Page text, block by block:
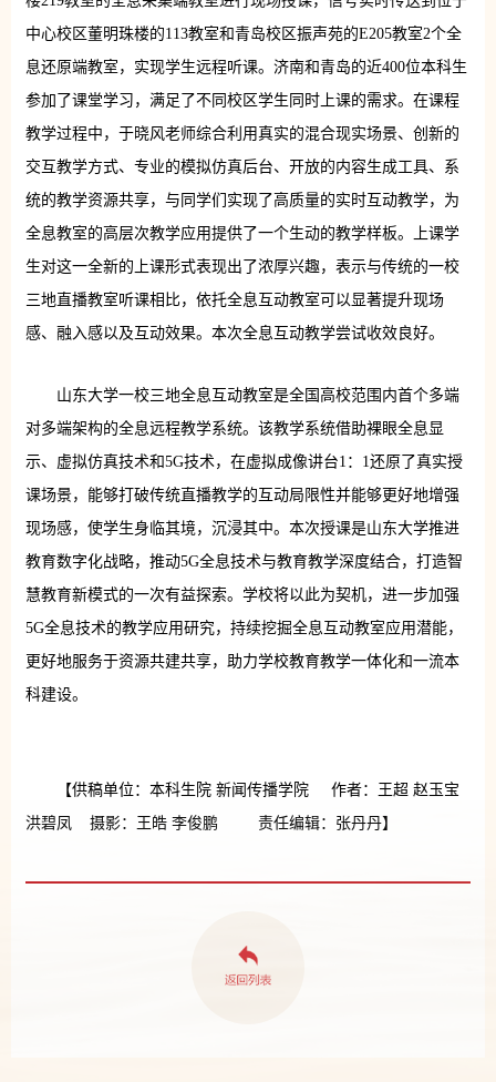
中心校区董明珠楼的113教室和青岛校区振声苑的E205教室2个全
息还原端教室，实现学生远程听课。济南和青岛的近400位本科生
参加了课堂学习，满足了不同校区学生同时上课的需求。在课程
教学过程中，于晓风老师综合利用真实的混合现实场景、创新的
交互教学方式、专业的模拟仿真后台、开放的内容生成工具、系
统的教学资源共享，与同学们实现了高质量的实时互动教学，为
全息教室的高层次教学应用提供了一个生动的教学样板。上课学
生对这一全新的上课形式表现出了浓厚兴趣，表示与传统的一校
三地直播教室听课相比，依托全息互动教室可以显著提升现场
感、融入感以及互动效果。本次全息互动教学尝试收效良好。
山东大学一校三地全息互动教室是全国高校范围内首个多端
对多端架构的全息远程教学系统。该教学系统借助裸眼全息显
示、虚拟仿真技术和5G技术，在虚拟成像讲台1：1还原了真实授
课场景，能够打破传统直播教学的互动局限性并能够更好地增强
现场感，使学生身临其境，沉浸其中。本次授课是山东大学推进
教育数字化战略，推动5G全息技术与教育教学深度结合，打造智
慧教育新模式的一次有益探索。学校将以此为契机，进一步加强
5G全息技术的教学应用研究，持续挖掘全息互动教室应用潜能，
更好地服务于资源共建共享，助力学校教育教学一体化和一流本
科建设。
【供稿单位：本科生院 新闻传播学院 作者：王超 赵玉宝
洪碧凤 摄影：王皓 李俊鹏 责任编辑：张丹丹】